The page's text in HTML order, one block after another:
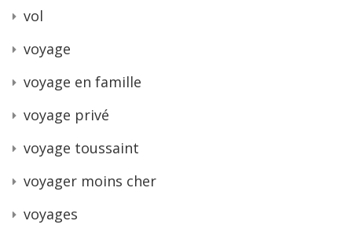
vol
voyage
voyage en famille
voyage privé
voyage toussaint
voyager moins cher
voyages